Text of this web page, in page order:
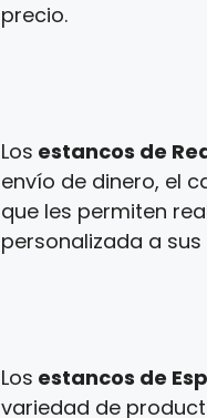
precio.
Los estancos de
envío de dinero, el
que les permiten
personalizada a
Los estancos de
variedad de